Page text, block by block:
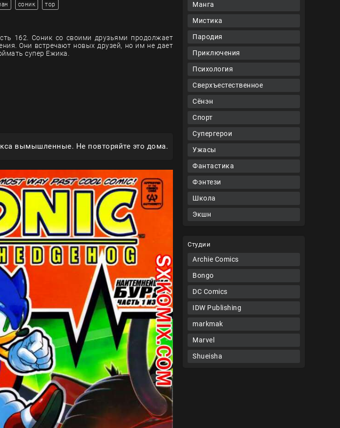
Манга
Мистика
Пародия
Приключения
Психология
Сверхъестественное
Сёнэн
Спорт
Супергерои
Ужасы
Фантастика
Фэнтези
Школа
Экшн
Студии
Archie Comics
Bongo
DC Comics
IDW Publishing
markmak
Marvel
Shueisha
соник тор
162. Соник со своими друзьями продолжает
Они встречают новых друзей, но им не дает
супер Ежика.
вымышленные. Не повторяйте это дома.